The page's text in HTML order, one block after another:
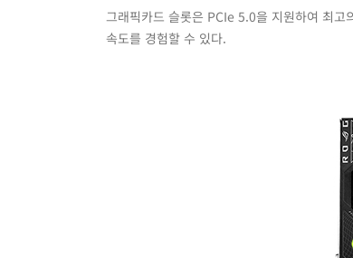
그래픽카드 슬롯은 PCIe 5.0을 지원하여 최
속도를 경험할 수 있다.